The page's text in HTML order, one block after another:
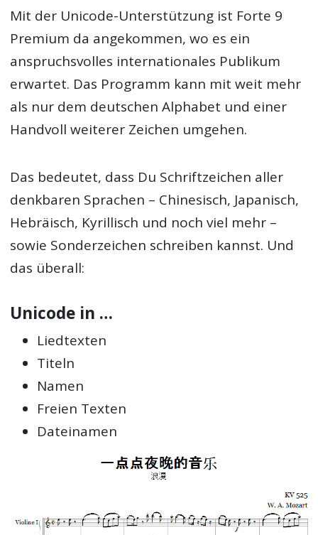
Mit der Unicode-Unterstützung ist Forte 9
Premium da angekommen, wo es ein
anspruchsvolles internationales Publikum
erwartet. Das Programm kann mit weit mehr
als nur dem deutschen Alphabet und einer
Handvoll weiterer Zeichen umgehen.
Das bedeutet, dass Du Schriftzeichen aller
denkbaren Sprachen – Chinesisch, Japanisch,
Hebräisch, Kyrillisch und noch viel mehr –
sowie Sonderzeichen schreiben kannst. Und
das überall:
Unicode in …
Liedtexten
Titeln
Namen
Freien Texten
Dateinamen